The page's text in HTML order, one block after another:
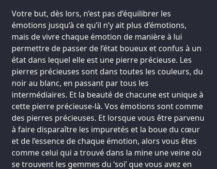
Votre but, dès lors, n’est pas d’équilibrer les
émotions jusqu’à ce qu’il n’y ait plus d’émotions,
mais de vivre chaque émotion de manière à lui
permettre de passer de l’état boueux et confus à un
état dans lequel elle est une pierre précieuse. Les
pierres précieuses sont dans toutes les couleurs, du
noir au blanc, en passant par tous les
intermédiaires. Et la beauté de chacune est unique à
cette pierre précieuse-là. Vos émotions sont comme
des pierres précieuses. Et lorsque vous être parvenu
à faire disparaître les impuretés et la boue du cœur
et de l’essence de chaque émotion, alors vous êtes
comme celui qui a trouvé dans la mine une veine où
se trouvent les gemmes du ‘soi’ que vous avez en